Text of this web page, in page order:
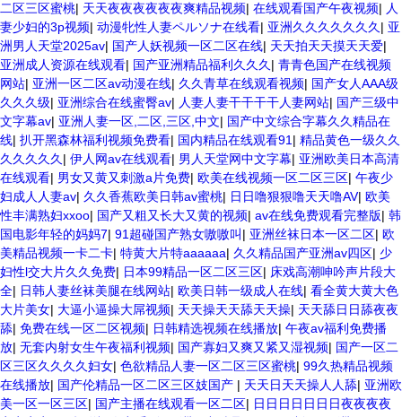
二区三区蜜桃| 天天夜夜夜夜夜夜爽精品视频| 在线观看国产午夜视频| 人
妻少妇的3p视频| 动漫牝性人妻ペルソナ在线看| 亚洲久久久久久久久 | 亚
洲男人天堂2025av| 国产人妖视频一区二区在线| 天天拍天天摸天天爱|
亚洲成人资源在线观看| 国产亚洲精品福利久久久 | 青青色国产在线视频
网站| 亚洲一区二区av动漫在线| 久久青草在线观看视频| 国产女人AAA级
久久久级| 亚洲综合在线蜜臀av| 人妻人妻干干干干人妻网站| 国产三级中
文字幕av| 亚洲人妻一区,二区,三区,中文| 国产中文综合字幕久久精品在
线| 扒开黑森林福利视频免费看| 国内精品在线观看91 | 精品黄色一级久久
久久久久久 | 伊人网av在线观看| 男人天堂网中文字幕| 亚洲欧美日本高清
在线观看| 男女又黄又刺激a片免费| 欧美在线视频一区二区三区| 午夜少
妇成人人妻av| 久久香蕉欧美日韩av蜜桃| 日日噜狠狠噜天天噜AV| 欧美
性丰满熟妇xxoo| 国产又粗又长大又黄的视频| av在线免费观看完整版| 韩
国电影年轻的妈妈7| 91超碰国产熟女嗷嗷叫 | 亚洲丝袜日本一区二区| 欧
美精品视频一卡二卡| 特黄大片特aaaaaa| 久久精品国产亚洲av四区| 少
妇性l交大片久久免费| 日本99精品一区二区三区| 床戏高潮呻吟声片段大
全| 日韩人妻丝袜美腿在线网站| 欧美日韩一级成人在线| 看全黄大黄大色
大片美女| 大逼小逼操大屌视频| 天天操天天舔天天操| 天天舔日日舔夜夜
舔| 免费在线一区二区视频| 日韩精选视频在线播放| 午夜av福利免费播
放| 无套内射女生午夜福利视频| 国产寡妇又爽又紧又湿视频| 国产一区二
区三区久久久久妇女| 色欲精品人妻一区二区三区蜜桃| 99久热精品视频
在线播放| 国产伦精品一区二区三区妓国产 | 天天日天天操人人舔| 亚洲欧
美一区一区三区| 国产主播在线观看一区二区| 日日日日日日日夜夜夜夜